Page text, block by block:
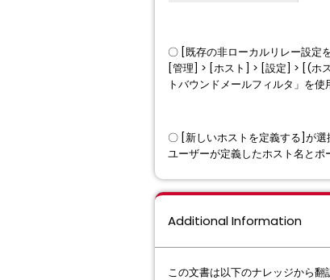
〇 [既存の非ローカルリレー設定
[管理] > [ホスト] > [設定] > [(ホ
トバウンドメールフィルタ」を
〇 [新しいホストを定義する]が選
ユーザーが定義したホスト名とポ
Additional Information
この文書は以下のナレッジから翻